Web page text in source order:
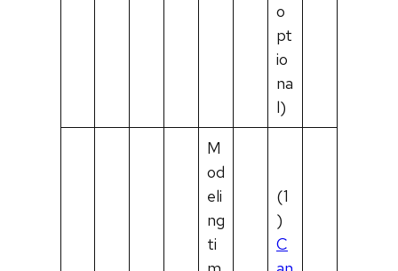
o
pt
io
na
l)
M
od
eli
ng
ti
(1
)
C